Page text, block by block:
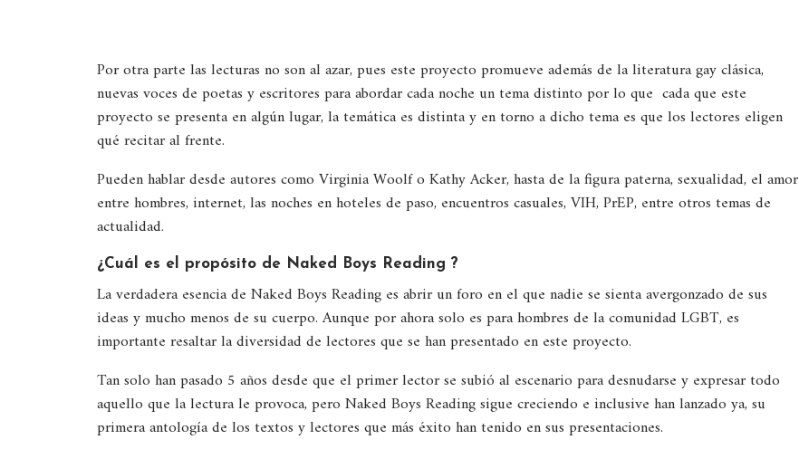
Por otra parte las lecturas no son al azar, pues este proyecto promueve además de la literatura gay clásica,
nuevas voces de poetas y escritores para abordar cada noche un tema distinto por lo que cada que este
proyecto se presenta en algún lugar, la temática es distinta y en torno a dicho tema es que los lectores eligen
qué recitar al frente.
Pueden hablar desde autores como Virginia Woolf o Kathy Acker, hasta de la figura paterna, sexualidad, el amor
entre hombres, internet, las noches en hoteles de paso, encuentros casuales, VIH, PrEP, entre otros temas de
actualidad.
¿Cuál es el propósito de Naked Boys Reading ?
La verdadera esencia de Naked Boys Reading es abrir un foro en el que nadie se sienta avergonzado de sus
ideas y mucho menos de su cuerpo. Aunque por ahora solo es para hombres de la comunidad LGBT, es
importante resaltar la diversidad de lectores que se han presentado en este proyecto.
Tan solo han pasado 5 años desde que el primer lector se subió al escenario para desnudarse y expresar todo
aquello que la lectura le provoca, pero Naked Boys Reading sigue creciendo e inclusive han lanzado ya, su
primera antología de los textos y lectores que más éxito han tenido en sus presentaciones.